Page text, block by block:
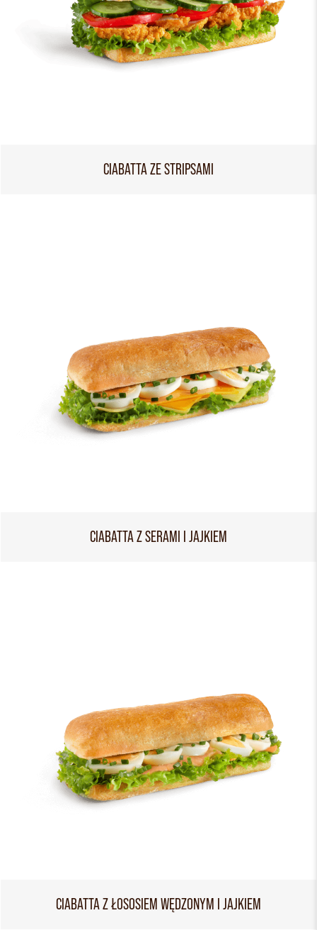
CIABATTA ZE STRIPSAMI
CIABATTA Z SERAMI I JAJKIEM
CIABATTA Z ŁOSOSIEM WĘDZONYM I JAJKIEM